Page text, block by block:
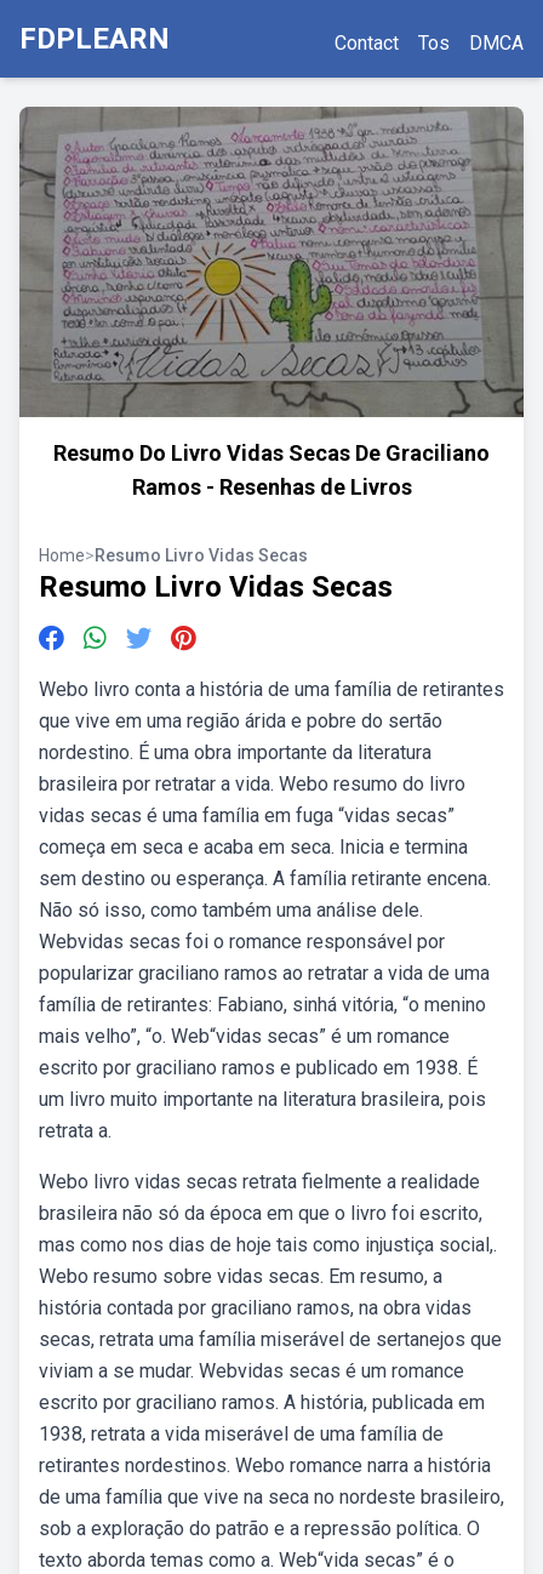
FDPLEARN Contact Tos DMCA
Resumo Do Livro Vidas Secas De Graciliano
Ramos - Resenhas de Livros
Home>Resumo Livro Vidas Secas
Resumo Livro Vidas Secas
Webo livro conta a história de uma família de retirantes
que vive em uma região árida e pobre do sertão
nordestino. É uma obra importante da literatura
brasileira por retratar a vida. Webo resumo do livro
vidas secas é uma família em fuga “vidas secas”
começa em seca e acaba em seca. Inicia e termina
sem destino ou esperança. A família retirante encena.
Não só isso, como também uma análise dele.
Webvidas secas foi o romance responsável por
popularizar graciliano ramos ao retratar a vida de uma
família de retirantes: Fabiano, sinhá vitória, “o menino
mais velho”, “o. Web“vidas secas” é um romance
escrito por graciliano ramos e publicado em 1938. É
um livro muito importante na literatura brasileira, pois
retrata a.
Webo livro vidas secas retrata fielmente a realidade
brasileira não só da época em que o livro foi escrito,
mas como nos dias de hoje tais como injustiça social,.
Webo resumo sobre vidas secas. Em resumo, a
história contada por graciliano ramos, na obra vidas
secas, retrata uma família miserável de sertanejos que
viviam a se mudar. Webvidas secas é um romance
escrito por graciliano ramos. A história, publicada em
1938, retrata a vida miserável de uma família de
retirantes nordestinos. Webo romance narra a história
de uma família que vive na seca no nordeste brasileiro,
sob a exploração do patrão e a repressão política. O
texto aborda temas como a. Web“vida secas” é o